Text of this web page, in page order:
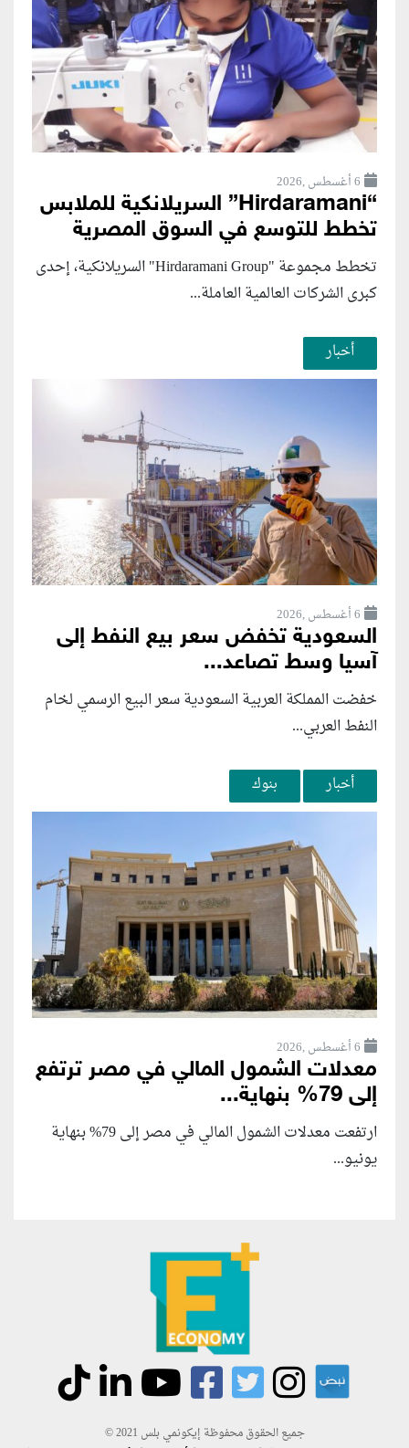
6 أغسطس ,2026
“Hirdaramani” السريلانكية للملابس
تخطط للتوسع في السوق المصرية
تخطط مجموعة "Hirdaramani Group" السريلانكية، إحدى
كبرى الشركات العالمية العاملة...
أخبار
6 أغسطس ,2026
السعودية تخفض سعر بيع النفط إلى
آسيا وسط تصاعد...
خفضت المملكة العربية السعودية سعر البيع الرسمي لخام
النفط العربي...
أخبار بنوك
6 أغسطس ,2026
معدلات الشمول المالي في مصر ترتفع
إلى 79% بنهاية...
ارتفعت معدلات الشمول المالي في مصر إلى 79% بنهاية
يونيو...
جميع الحقوق محفوظة إيكونمي بلس 2021 ©